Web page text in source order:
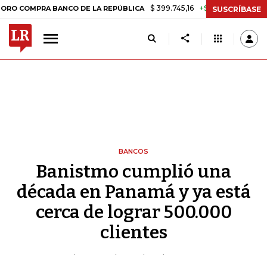
BANCO DE LA REPÚBLICA $ 399.745,16 +$ 2.295,71 +0,58%
SUSCRÍBASE
BANCOS
Banistmo cumplió una
década en Panamá y ya está
cerca de lograr 500.000
clientes